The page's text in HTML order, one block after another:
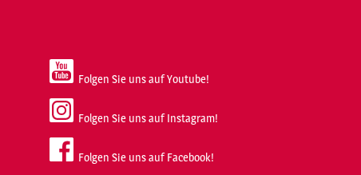
Folgen Sie uns auf Youtube!
Folgen Sie uns auf Instagram!
Folgen Sie uns auf Facebook!